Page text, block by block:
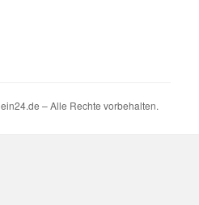
– Alle Rechte vorbehalten.